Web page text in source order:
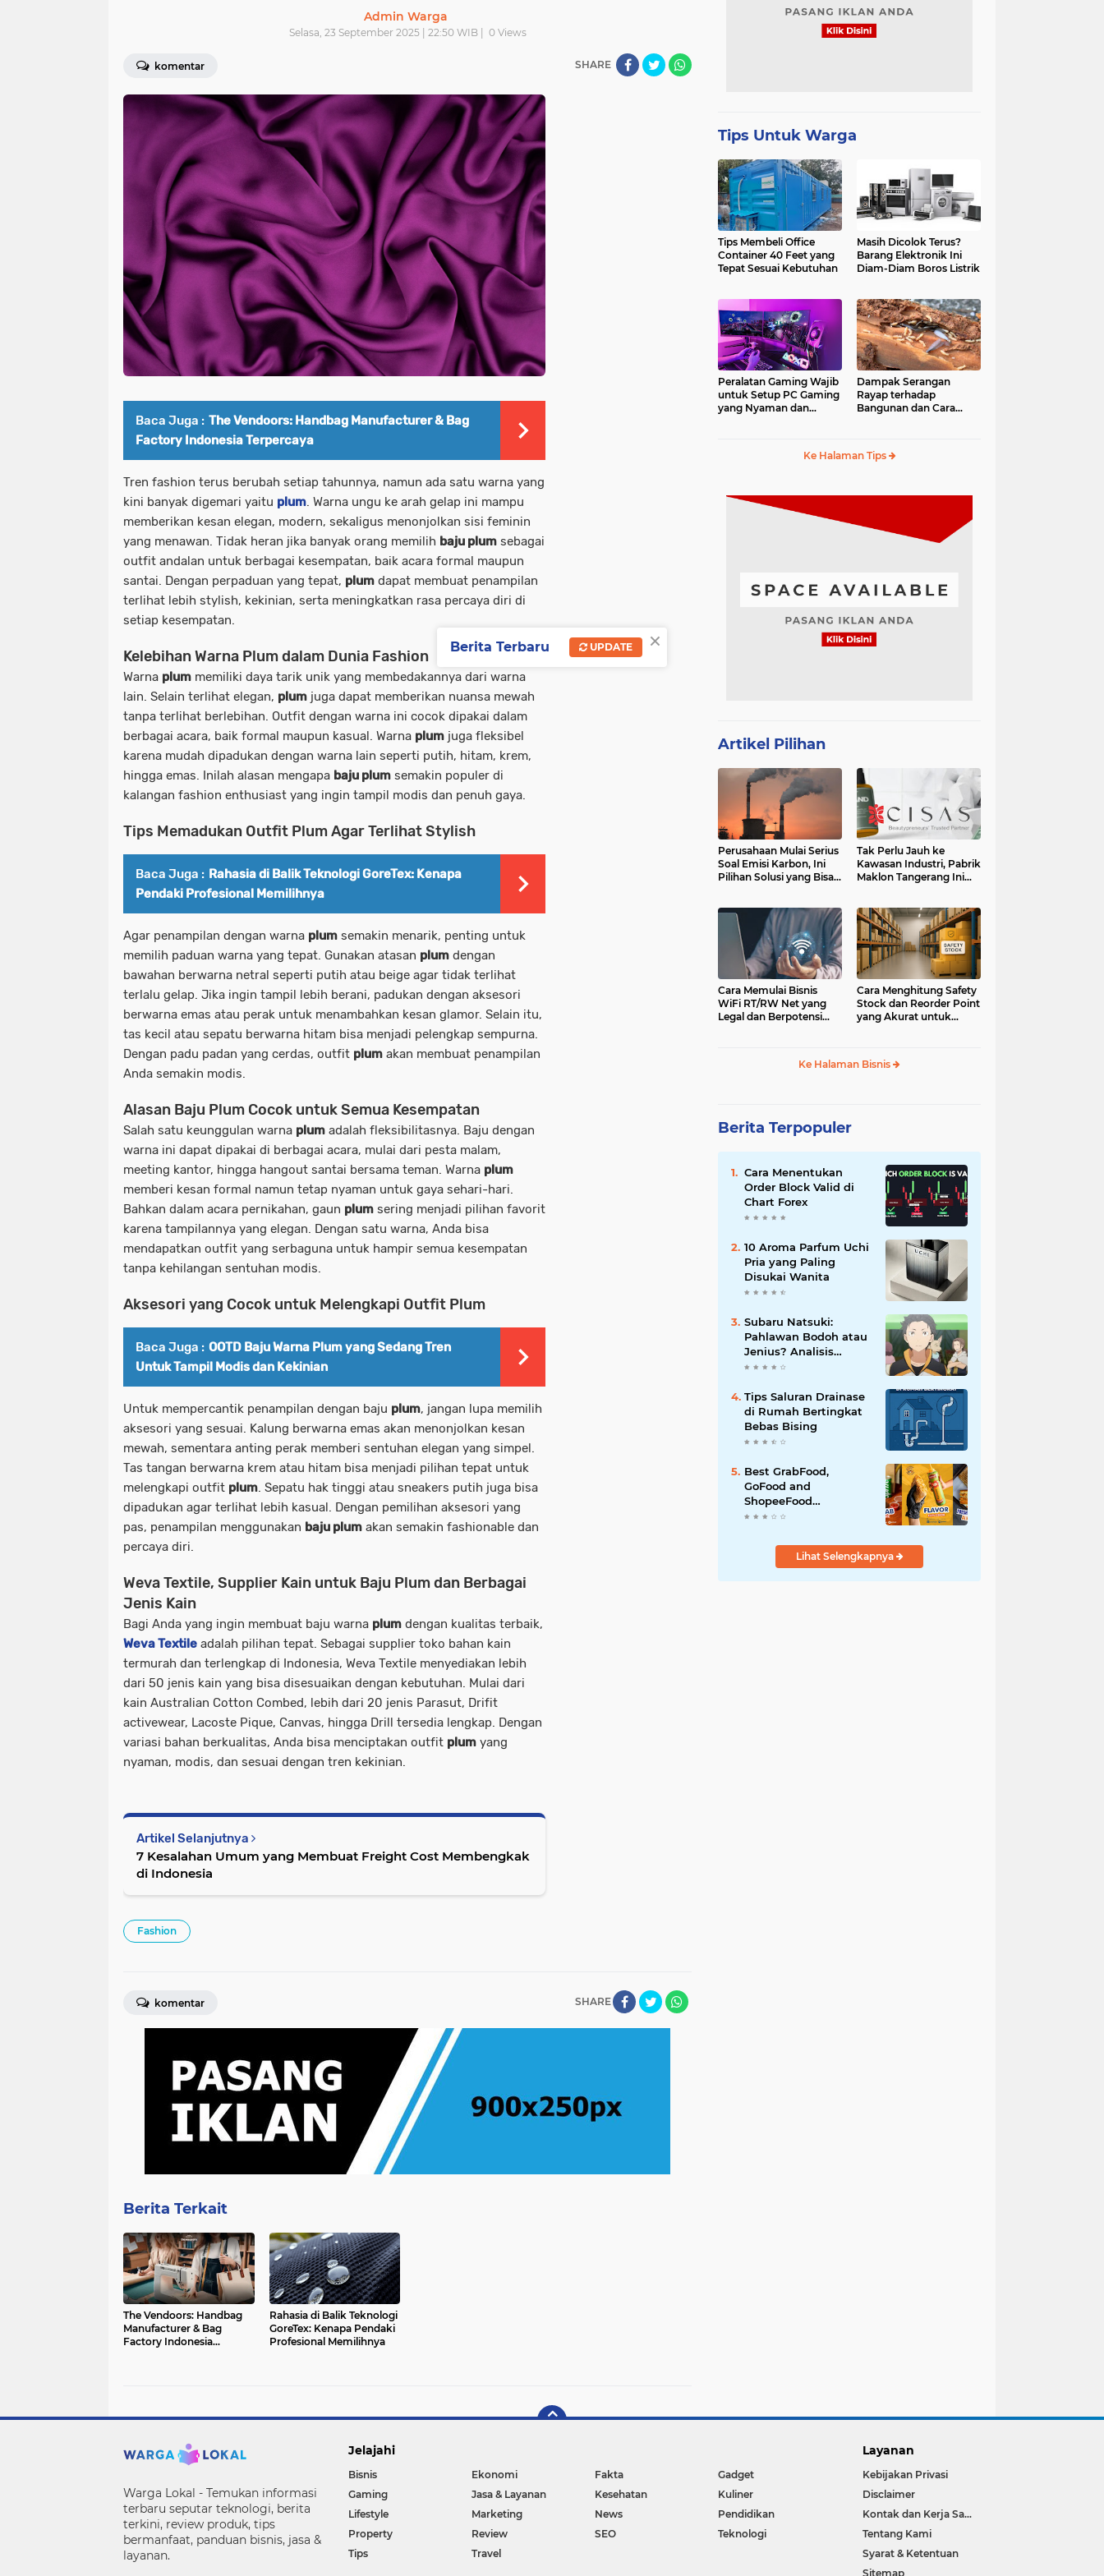
Admin Warga
Selasa, 23 September 2025 | 22:50 WIB | 0Views
komentar SHARE
Baca Juga : The Vendoors: Handbag Manufacturer & Bag
Factory Indonesia Terpercaya
Tren fashion terus berubah setiap tahunnya, namun ada satu warna yang
kini banyak digemari yaitu plum . Warna ungu ke arah gelap ini mampu
memberikan kesan elegan, modern, sekaligus menonjolkan sisi feminin
yang menawan. Tidak heran jika banyak orang memilih baju plum sebagai
outfit andalan untuk berbagai kesempatan, baik acara formal maupun
santai. Dengan perpaduan yang tepat, plum dapat membuat penampilan
terlihat lebih stylish, kekinian, serta meningkatkan rasa percaya diri di
setiap kesempatan.
Kelebihan Warna Plum dalam Dunia Fashion
Warna plum memiliki daya tarik unik yang membedakannya dari warna
lain. Selain terlihat elegan, plum juga dapat memberikan nuansa mewah
tanpa terlihat berlebihan. Outfit dengan warna ini cocok dipakai dalam
berbagai acara, baik formal maupun kasual. Warna plum juga fleksibel
karena mudah dipadukan dengan warna lain seperti putih, hitam, krem,
hingga emas. Inilah alasan mengapa baju plum semakin populer di
kalangan fashion enthusiast yang ingin tampil modis dan penuh gaya.
Tips Memadukan Outfit Plum Agar Terlihat Stylish
Baca Juga : Rahasia di Balik Teknologi GoreTex: Kenapa
Pendaki Profesional Memilihnya
Agar penampilan dengan warna plum semakin menarik, penting untuk
memilih paduan warna yang tepat. Gunakan atasan plum dengan
bawahan berwarna netral seperti putih atau beige agar tidak terlihat
terlalu gelap. Jika ingin tampil lebih berani, padukan dengan aksesori
berwarna emas atau perak untuk menambahkan kesan glamor. Selain itu,
tas kecil atau sepatu berwarna hitam bisa menjadi pelengkap sempurna.
Dengan padu padan yang cerdas, outfit plum akan membuat penampilan
Anda semakin modis.
Alasan Baju Plum Cocok untuk Semua Kesempatan
Salah satu keunggulan warna plum adalah fleksibilitasnya. Baju dengan
warna ini dapat dipakai di berbagai acara, mulai dari pesta malam,
meeting kantor, hingga hangout santai bersama teman. Warna plum
memberi kesan formal namun tetap nyaman untuk gaya sehari-hari.
Bahkan dalam acara pernikahan, gaun plum sering menjadi pilihan favorit
karena tampilannya yang elegan. Dengan satu warna, Anda bisa
mendapatkan outfit yang serbaguna untuk hampir semua kesempatan
tanpa kehilangan sentuhan modis.
Aksesori yang Cocok untuk Melengkapi Outfit Plum
Baca Juga : OOTD Baju Warna Plum yang Sedang Tren
Untuk Tampil Modis dan Kekinian
Untuk mempercantik penampilan dengan baju plum, jangan lupa memilih
aksesori yang sesuai. Kalung berwarna emas akan menonjolkan kesan
mewah, sementara anting perak memberi sentuhan elegan yang simpel.
Tas tangan berwarna krem atau hitam bisa menjadi pilihan tepat untuk
melengkapi outfit plum . Sepatu hak tinggi atau sneakers putih juga bisa
dipadukan agar terlihat lebih kasual. Dengan pemilihan aksesori yang
pas, penampilan menggunakan baju plum akan semakin fashionable dan
percaya diri.
Weva Textile, Supplier Kain untuk Baju Plum dan Berbagai
Jenis Kain
Bagi Anda yang ingin membuat baju warna plum dengan kualitas terbaik,
Weva Textile adalah pilihan tepat. Sebagai supplier toko bahan kain
termurah dan terlengkap di Indonesia, Weva Textile menyediakan lebih
dari 50 jenis kain yang bisa disesuaikan dengan kebutuhan. Mulai dari
kain Australian Cotton Combed, lebih dari 20 jenis Parasut, Drifit
activewear, Lacoste Pique, Canvas, hingga Drill tersedia lengkap. Dengan
variasi bahan berkualitas, Anda bisa menciptakan outfit plum yang
nyaman, modis, dan sesuai dengan tren kekinian.
Artikel Selanjutnya
7 Kesalahan Umum yang Membuat Freight Cost Membengkak
di Indonesia
Fashion
SHARE
komentar
Berita Terkait
The Vendoors: Handbag
Manufacturer & Bag
Factory Indonesia
Rahasia di Balik Teknologi
GoreTex: Kenapa Pendaki
Profesional Memilihnya
Tips Untuk Warga
Tips Membeli Office
Container 40 Feet yang
Tepat Sesuai Kebutuhan
Masih Dicolok Terus?
Barang Elektronik Ini
Diam-Diam Boros Listrik
Peralatan Gaming Wajib
untuk Setup PC Gaming
yang Nyaman dan
Dampak Serangan
Rayap terhadap
Bangunan dan Cara
Ke Halaman Tips
Artikel Pilihan
Perusahaan Mulai Serius
Soal Emisi Karbon, Ini
Pilihan Solusi yang Bisa
Tak Perlu Jauh ke
Kawasan Industri, Pabrik
Maklon Tangerang Ini
Cara Memulai Bisnis
WiFi RT/RW Net yang
Legal dan Berpotensi
Cara Menghitung Safety
Stock dan Reorder Point
yang Akurat untuk
Ke Halaman Bisnis
Berita Terpopuler
Cara Menentukan
Order Block Valid di
Chart Forex
10 Aroma Parfum Uchi
Pria yang Paling
Disukai Wanita
Subaru Natsuki:
Pahlawan Bodoh atau
Jenius? Analisis
Karakter Re:Zero
Tips Saluran Drainase
di Rumah Bertingkat
Bebas Bising
Best GrabFood,
GoFood and
ShopeeFood
Restaurants in Bali for
Lihat Selengkapnya
Warga Lokal - Temukan informasi
terbaru seputar teknologi, berita
terkini, review produk, tips
bermanfaat, panduan bisnis, jasa &
layanan.
Jelajahi
Bisnis Ekonomi Fakta
Gadget
Gaming
Jasa & Layanan Kesehatan
Kuliner
Lifestyle
Marketing News
Pendidikan
Property
Review SEO
Teknologi
Tips
Travel
Layanan
Kebijakan Privasi
Disclaimer
Kontak dan Kerja Sama
Tentang Kami
Syarat & Ketentuan
Sitemap
×
Berita Terbaru UPDATE